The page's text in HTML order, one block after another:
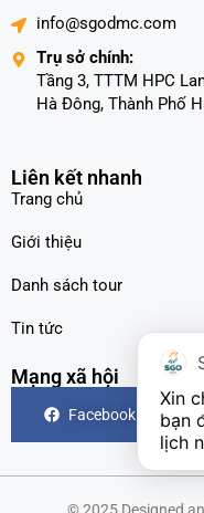
info@sgodmc.com
Trụ sở chính:
Tầng 3, TTTM HPC
Hà Đông, Thành Phố
Liên kết nhanh
Trang chủ
Giới thiệu
Danh sách tour
Tin tức
Mạng xã hội
Facebook
Xin
bạn
lịch